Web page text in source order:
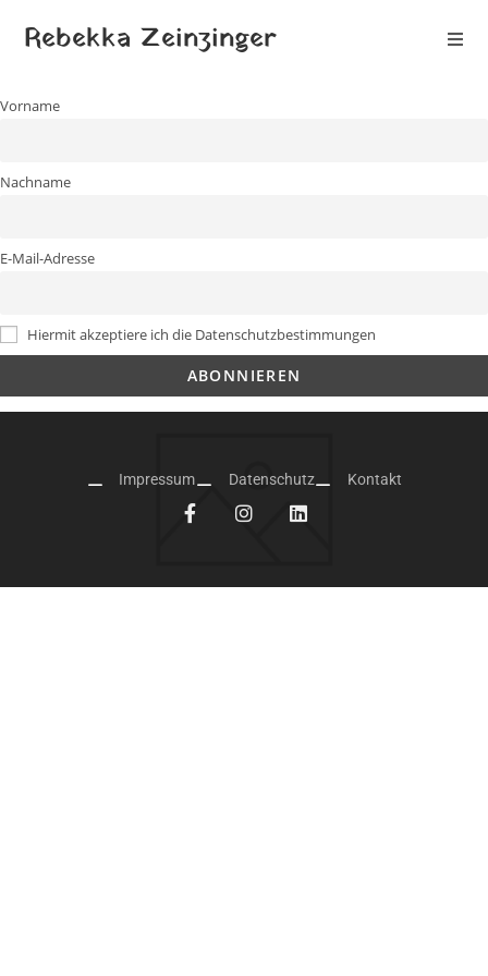
Rebekka Zeinzinger
Vorname
Nachname
E-Mail-Adresse
Hiermit akzeptiere ich die Datenschutzbestimmungen
Impressum Datenschutz Kontakt